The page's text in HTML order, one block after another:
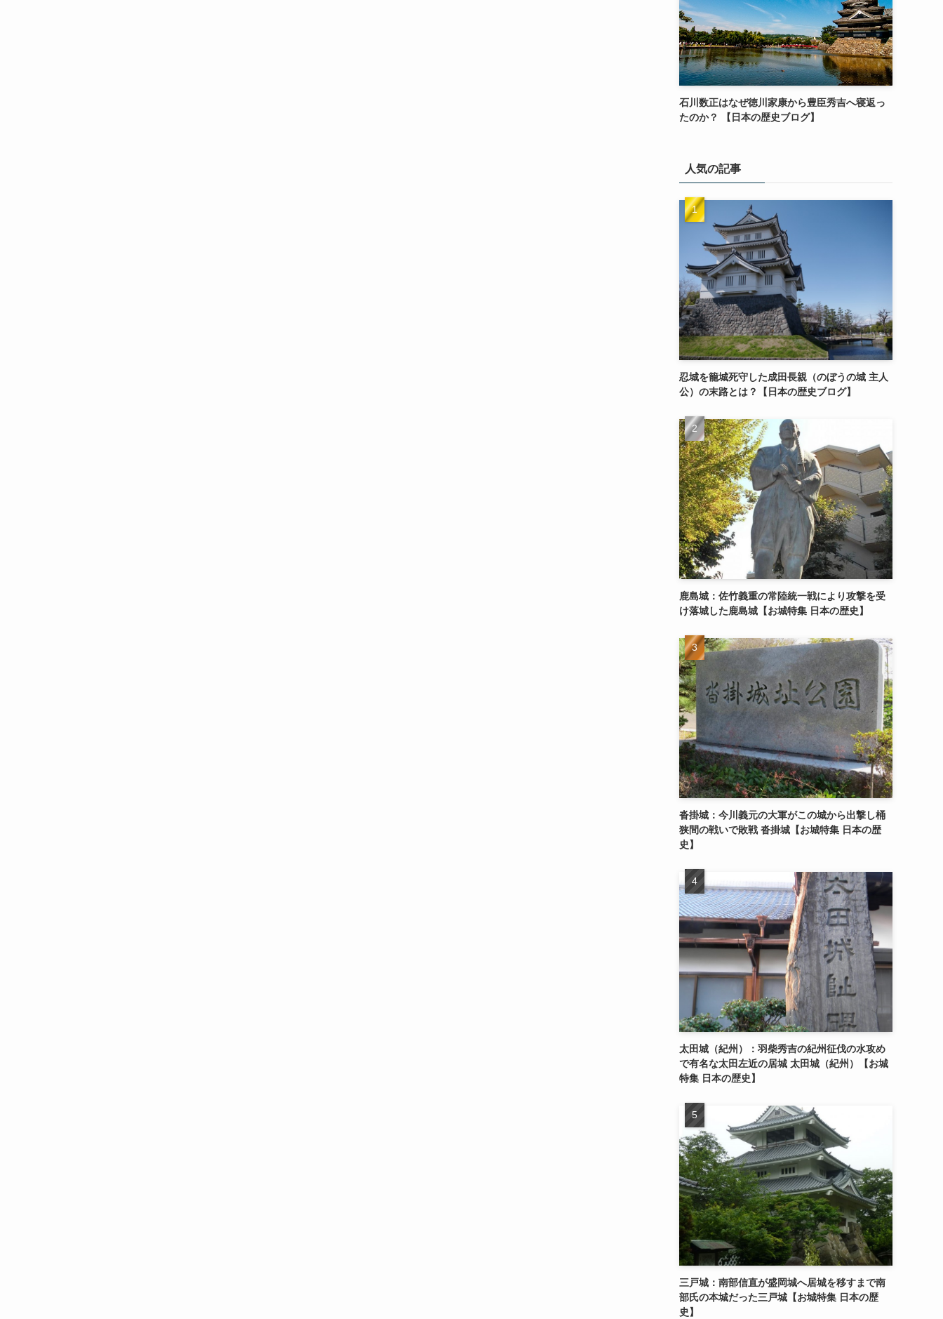
石川数正はなぜ徳川家康から豊臣秀吉へ寝返っ
たのか？ 【日本の歴史ブログ】
人気の記事
忍城を籠城死守した成田長親（のぼうの城 主人
公）の末路とは？【日本の歴史ブログ】
鹿島城：佐竹義重の常陸統一戦により攻撃を受
け落城した鹿島城【お城特集 日本の歴史】
沓掛城：今川義元の大軍がこの城から出撃し桶
狭間の戦いで敗戦 沓掛城【お城特集 日本の歴
史】
太田城（紀州）：羽柴秀吉の紀州征伐の水攻め
で有名な太田左近の居城 太田城（紀州）【お城
特集 日本の歴史】
三戸城：南部信直が盛岡城へ居城を移すまで南
部氏の本城だった三戸城【お城特集 日本の歴
史】